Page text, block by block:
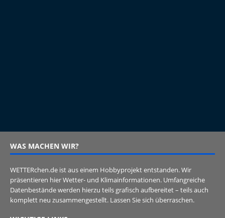
WAS MACHEN WIR?
WETTERchen.de ist aus einem Hobbyprojekt entstanden. Wir
präsentieren hier Wetter- und Klimainformationen. Umfangreiche
Datenbestände werden hierzu teils grafisch aufbereitet – teils auch
komplett neu zusammengestellt. Lassen Sie sich überraschen.